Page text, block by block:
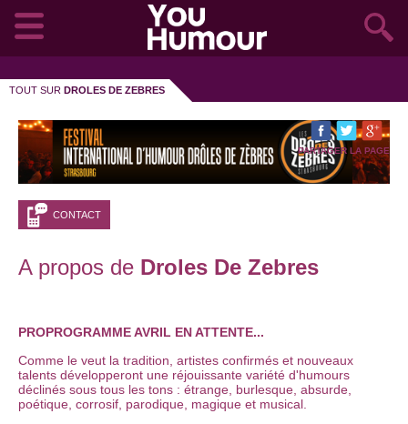
TOUT SUR DROLES DE ZEBRES
PARTAGER LA PAGE
CONTACT
A propos de Droles De Zebres
PROPROGRAMME AVRIL EN ATTENTE...
Comme le veut la tradition, artistes confirmés et nouveaux
talents développeront une réjouissante variété d'humours
déclinés sous tous les tons : étrange, burlesque, absurde,
poétique, corrosif, parodique, magique et musical.